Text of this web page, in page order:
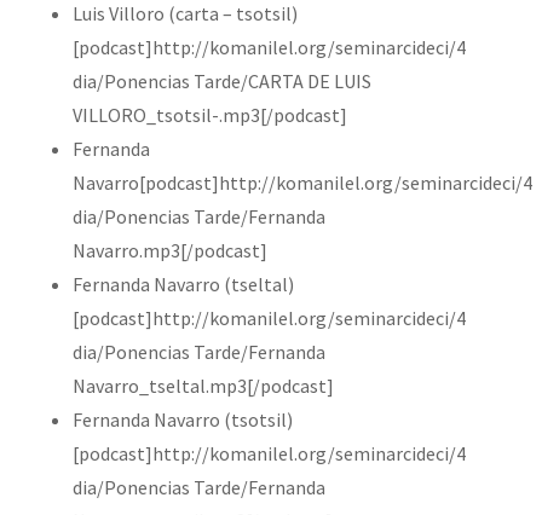
Luis Villoro (carta – tsotsil)
[podcast]http://komanilel.org/seminarcideci/4
dia/Ponencias Tarde/CARTA DE LUIS
VILLORO_tsotsil-.mp3[/podcast]
Fernanda
Navarro[podcast]http://komanilel.org/seminarcideci/4
dia/Ponencias Tarde/Fernanda
Navarro.mp3[/podcast]
Fernanda Navarro (tseltal)
[podcast]http://komanilel.org/seminarcideci/4
dia/Ponencias Tarde/Fernanda
Navarro_tseltal.mp3[/podcast]
Fernanda Navarro (tsotsil)
[podcast]http://komanilel.org/seminarcideci/4
dia/Ponencias Tarde/Fernanda